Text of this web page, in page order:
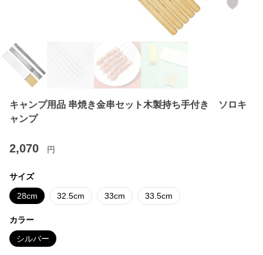
キャンプ用品 串焼き金串セット木製持ち手付き ソロキ
ャンプ
2,070 円
サイズ
28cm 32.5cm 33cm 33.5cm
カラー
シルバー